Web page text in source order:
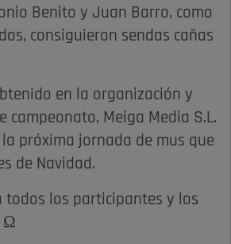
Benito y Juan Barro, como
consiguieron sendas cañas
en la organización y
campeonato, Meiga Media S.L.
próxima jornada de mus que
de Navidad.
todos los participantes y los
Ω